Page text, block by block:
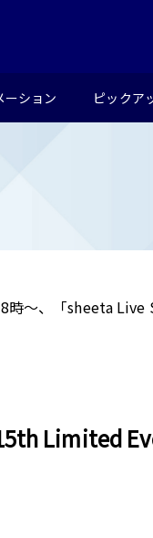
ーション ピックア
～、「sheeta
Limited